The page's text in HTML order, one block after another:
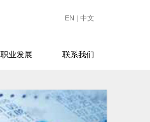
EN | 中文
职业发展 联系我们